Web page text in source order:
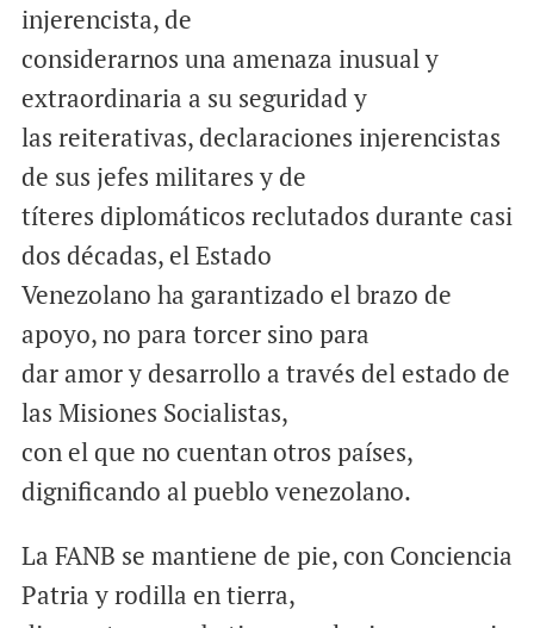
injerencista, de
considerarnos una amenaza inusual y
extraordinaria a su seguridad y
las reiterativas, declaraciones injerencistas
de sus jefes militares y de
títeres diplomáticos reclutados durante casi
dos décadas, el Estado
Venezolano ha garantizado el brazo de
apoyo, no para torcer sino para
dar amor y desarrollo a través del estado de
las Misiones Socialistas,
con el que no cuentan otros países,
dignificando al pueblo venezolano.
La FANB se mantiene de pie, con Conciencia
Patria y rodilla en tierra,